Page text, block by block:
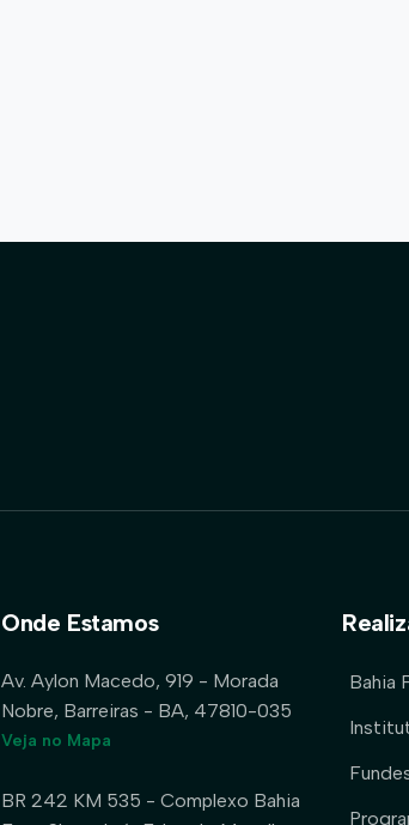
Onde Estamos
Av. Aylon Macedo, 919 - Morada
Nobre, Barreiras - BA, 47810-035
Veja no Mapa
BR 242 KM 535 - Complexo Bahia
Bahia